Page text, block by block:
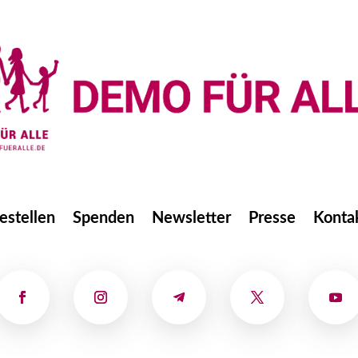
Spenden Newsletter Presse